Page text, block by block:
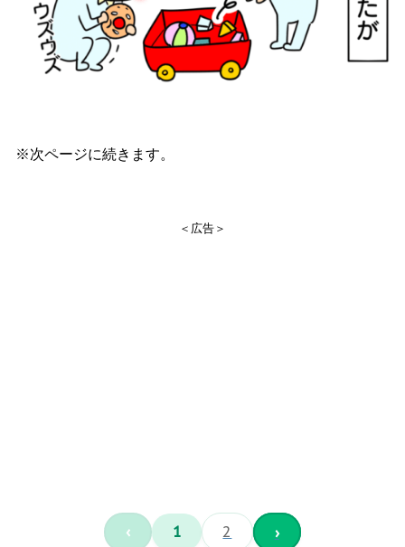
※次ページに続きます。
＜広告＞
‹ 1 2 ›